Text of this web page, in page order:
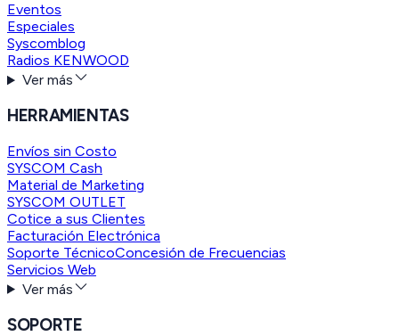
Eventos
Especiales
Syscomblog
Radios KENWOOD
Ver más
HERRAMIENTAS
Envíos sin Costo
SYSCOM Cash
Material de Marketing
SYSCOM OUTLET
Cotice a sus Clientes
Facturación Electrónica
Soporte TécnicoConcesión de Frecuencias
Servicios Web
Ver más
SOPORTE